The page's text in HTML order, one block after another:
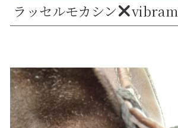
ラッセルモカシン